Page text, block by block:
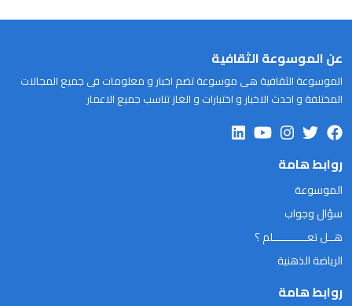
عن الموسوعة الثقافية
الموسوعة الثقافية هى موسوعة تضم اخبار و معلومات فى جميع المجالات
المختلفة و احدث الاخبار و اختبارات و الغاز تناسب جميع الاعمار
روابط هامة
الموسوعة
سؤال وجواب
هــل تعـــــــــــلم ؟
الرياضة الذهنية
روابط هامة